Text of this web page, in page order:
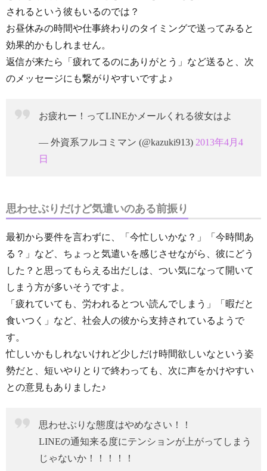
されるという彼もいるのでは？
お昼休みの時間や仕事終わりのタイミングで送ってみると
効果的かもしれません。
返信が来たら「疲れてるのにありがとう」など送ると、次
のメッセージにも繋がりやすいですよ♪
お疲れー！ってLINEかメールくれる彼女はよ
— 外資系フルコミマン (@kazuki913) 2013年4月4
日
思わせぶりだけど気遣いのある前振り
最初から要件を言わずに、「今忙しいかな？」「今時間あ
る？」など、ちょっと気遣いを感じさせながら、彼にどう
した？と思ってもらえる出だしは、つい気になって開いて
しまう方が多いそうですよ。
「疲れていても、労われるとつい読んでしまう」「暇だと
食いつく」など、社会人の彼から支持されているようで
す。
忙しいかもしれないけれど少しだけ時間欲しいなという姿
勢だと、短いやりとりで終わっても、次に声をかけやすい
との意見もありました♪
思わせぶりな態度はやめなさい！！
LINEの通知来る度にテンションが上がってしまう
じゃないか！！！！！